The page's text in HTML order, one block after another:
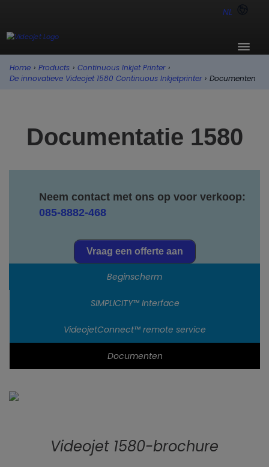
NL
Home › Products › Continuous Inkjet Printer ›
De innovatieve Videojet 1580 Continuous Inkjetprinter › Documenten
Documentatie 1580
Neem contact met ons op voor verkoop:
085-8882-468
Vraag een offerte aan
Beginscherm
SIMPLICITY™ Interface
VideojetConnect™ remote service
Documenten
Videojet 1580-brochure